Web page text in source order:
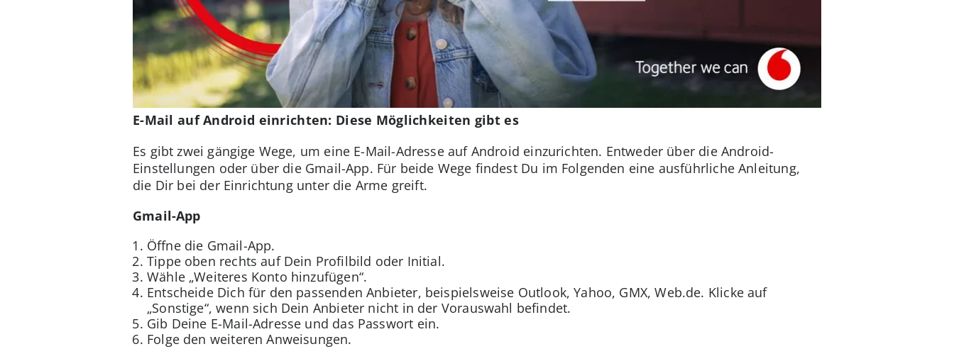
E-Mail auf Android einrichten: Diese Möglichkeiten gibt es
Es gibt zwei gängige Wege, um eine E-Mail-Adresse auf Android einzurichten. Entweder über die Android-
Einstellungen oder über die Gmail-App. Für beide Wege findest Du im Folgenden eine ausführliche Anleitung,
die Dir bei der Einrichtung unter die Arme greift.
Gmail-App
Öffne die Gmail-App.
Tippe oben rechts auf Dein Profilbild oder Initial.
Wähle „Weiteres Konto hinzufügen“.
Entscheide Dich für den passenden Anbieter, beispielsweise Outlook, Yahoo, GMX, Web.de. Klicke auf
„Sonstige“, wenn sich Dein Anbieter nicht in der Vorauswahl befindet.
Gib Deine E-Mail-Adresse und das Passwort ein.
Folge den weiteren Anweisungen.